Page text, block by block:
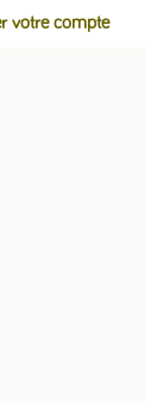
votre compte